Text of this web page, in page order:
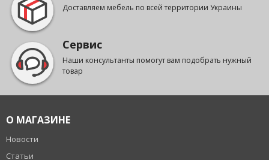
Доставляем мебель по всей территории Украины
Сервис
Наши консультанты помогут вам подобрать нужный
товар
О МАГАЗИНЕ
Новости
Статьи